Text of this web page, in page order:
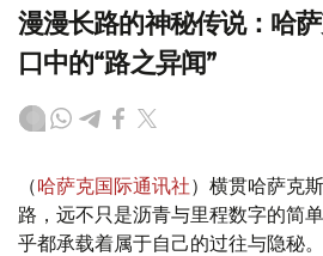
漫漫长路的神秘传说：哈
口中的“路之异闻”
（哈萨克国际通讯社）横贯哈萨克
路，远不只是沥青与里程数字的简
乎都承载着属于自己的过往与隐秘